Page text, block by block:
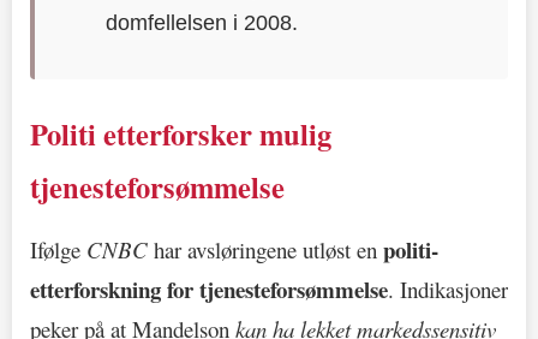
domfellelsen i 2008.
Politi etterforsker mulig
tjenesteforsømmelse
Ifølge CNBC har avsløringene utløst en politi­
etterforskning for tjenesteforsømmelse. Indikasjoner
peker på at Mandelson kan ha lekket markedssensitiv